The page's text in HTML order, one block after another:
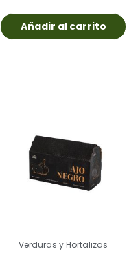
Añadir al carrito
Verduras y Hortalizas